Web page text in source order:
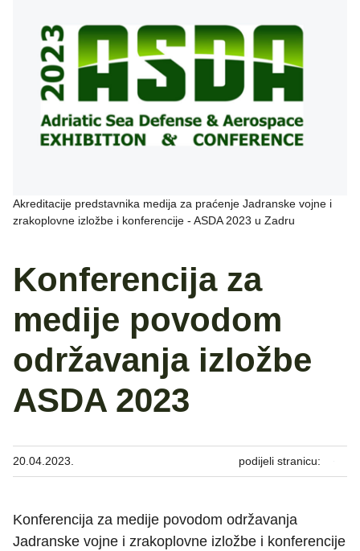
Akreditacije predstavnika medija za praćenje Jadranske vojne i
zrakoplovne izložbe i konferencije - ASDA 2023 u Zadru
Konferencija za
medije povodom
održavanja izložbe
ASDA 2023
20.04.2023. podijeli stranicu:
Konferencija za medije povodom održavanja
Jadranske vojne i zrakoplovne izložbe i konferencije